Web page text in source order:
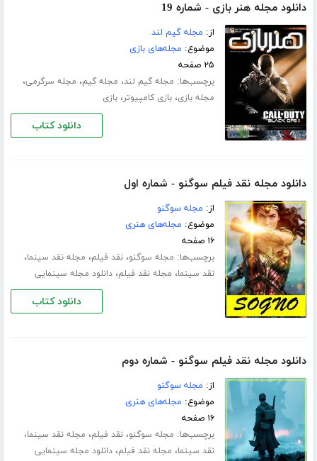
دانلود مجله هنر بازی - شماره 19
از: مجله گیم لند
موضوع: مجله‌های بازی
۲۵ صفحه
برچسب‌ها: مجله گیم لند، مجله گیم، مجله سرگرمی،
مجله بازی،بازی کامپیوتر،بازی
دانلود کتاب
دانلود مجله نقد فیلم سوگنو - شماره اول
از: مجله سوگنو
موضوع: مجله‌های هنری
۱۶ صفحه
برچسب‌ها: مجله سوگنو،نقد فیلم، مجله نقد سینما،
نقد سینما، مجله نقد فیلم،دانلود مجله سینمایی
دانلود کتاب
دانلود مجله نقد فیلم سوگنو - شماره دوم
از: مجله سوگنو
موضوع: مجله‌های هنری
۱۶ صفحه
برچسب‌ها: مجله سوگنو،نقد فیلم، مجله نقد سینما،
نقد سینما، مجله نقد فیلم،دانلود مجله سینمایی